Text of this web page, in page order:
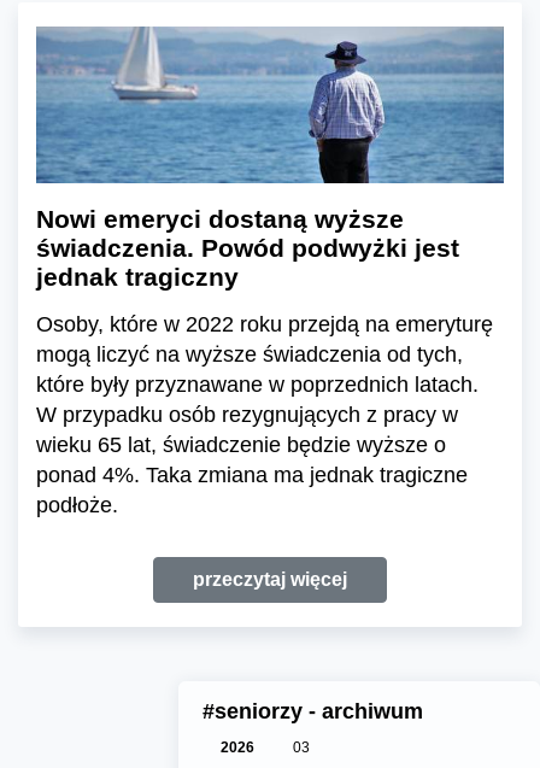
Nowi emeryci dostaną wyższe
świadczenia. Powód podwyżki jest
jednak tragiczny
Osoby, które w 2022 roku przejdą na emeryturę
mogą liczyć na wyższe świadczenia od tych,
które były przyznawane w poprzednich latach.
W przypadku osób rezygnujących z pracy w
wieku 65 lat, świadczenie będzie wyższe o
ponad 4%. Taka zmiana ma jednak tragiczne
podłoże.
przeczytaj więcej
#seniorzy - archiwum
2026
03